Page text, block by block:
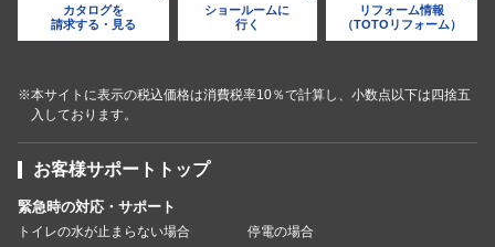
カタログを
請求する・見る
ショールームに
行く
リフォーム情報
（TOTOリフォーム）
※本サイトに表示の税込価格は消費税率10％で計算し、小数点以下は四捨五
入しております。
お客様サポートトップ
緊急時の対応・サポート
トイレの水が止まらない場合
停電の場合